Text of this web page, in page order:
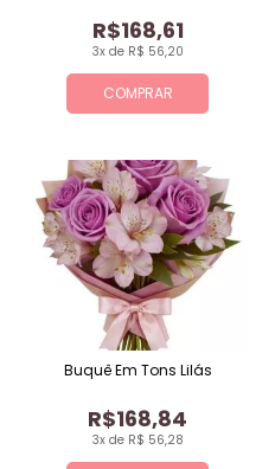
COMPRAR
3x de R$ 56,20
R$168,61
3x de R$ 56,28
R$168,84
Buquê Em Tons Lilás